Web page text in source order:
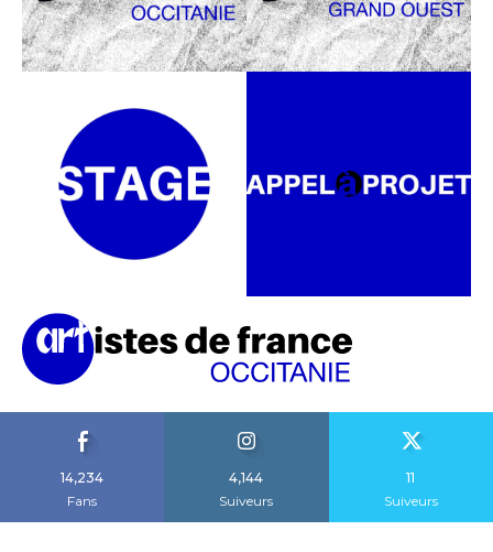
14,234
Fans
4,144
Suiveurs
11
Suiveurs